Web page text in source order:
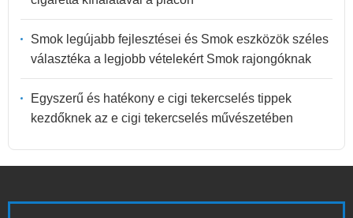
Smok legújabb fejlesztései és Smok eszközök széles
választéka a legjobb vételekért Smok rajongóknak
Egyszerű és hatékony e cigi tekercselés tippek
kezdőknek az e cigi tekercselés művészetében